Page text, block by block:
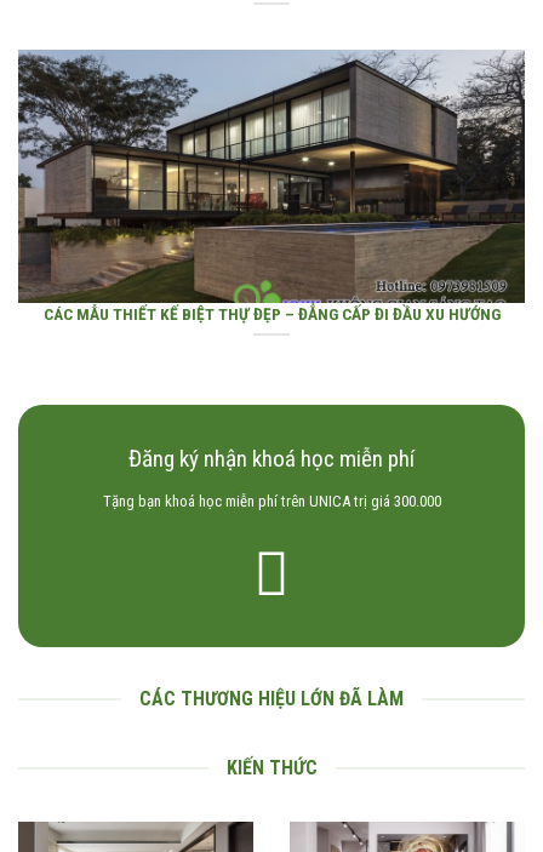
CÁC MẪU THIẾT KẾ BIỆT THỰ ĐẸP – ĐẲNG CẤP ĐI ĐẦU XU HƯỚNG
Đăng ký nhận khoá học miễn phí
Tặng bạn khoá học miễn phí trên UNICA trị giá 300.000
CÁC THƯƠNG HIỆU LỚN ĐÃ LÀM
KIẾN THỨC